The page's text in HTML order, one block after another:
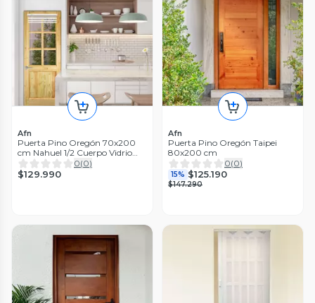
Afn
Puerta Pino Oregón 70x200
cm Nahuel 1/2 Cuerpo Vidrio
AFN.
0(0)
$129.990
Afn
Puerta Pino Oregón Taipei
80x200 cm
0(0)
15% $125.190
$147.290